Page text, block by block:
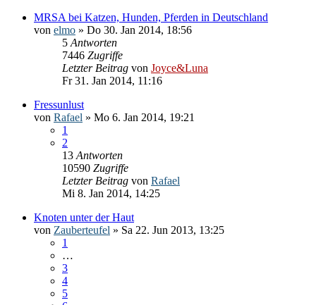
MRSA bei Katzen, Hunden, Pferden in Deutschland
von elmo » Do 30. Jan 2014, 18:56
5 Antworten
7446 Zugriffe
Letzter Beitrag von Joyce&Luna
Fr 31. Jan 2014, 11:16
Fressunlust
von Rafael » Mo 6. Jan 2014, 19:21
1
2
13 Antworten
10590 Zugriffe
Letzter Beitrag von Rafael
Mi 8. Jan 2014, 14:25
Knoten unter der Haut
von Zauberteufel » Sa 22. Jun 2013, 13:25
1
…
3
4
5